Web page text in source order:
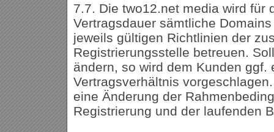
7.7. Die two12.net media wird für
Vertragsdauer sämtliche
jeweils gültigen Richtlinien der
Registrierungsstelle betreuen.
ändern, so wird dem Kunden ggf.
Vertragsverhältnis
eine Änderung der
Registrierung und der laufenden